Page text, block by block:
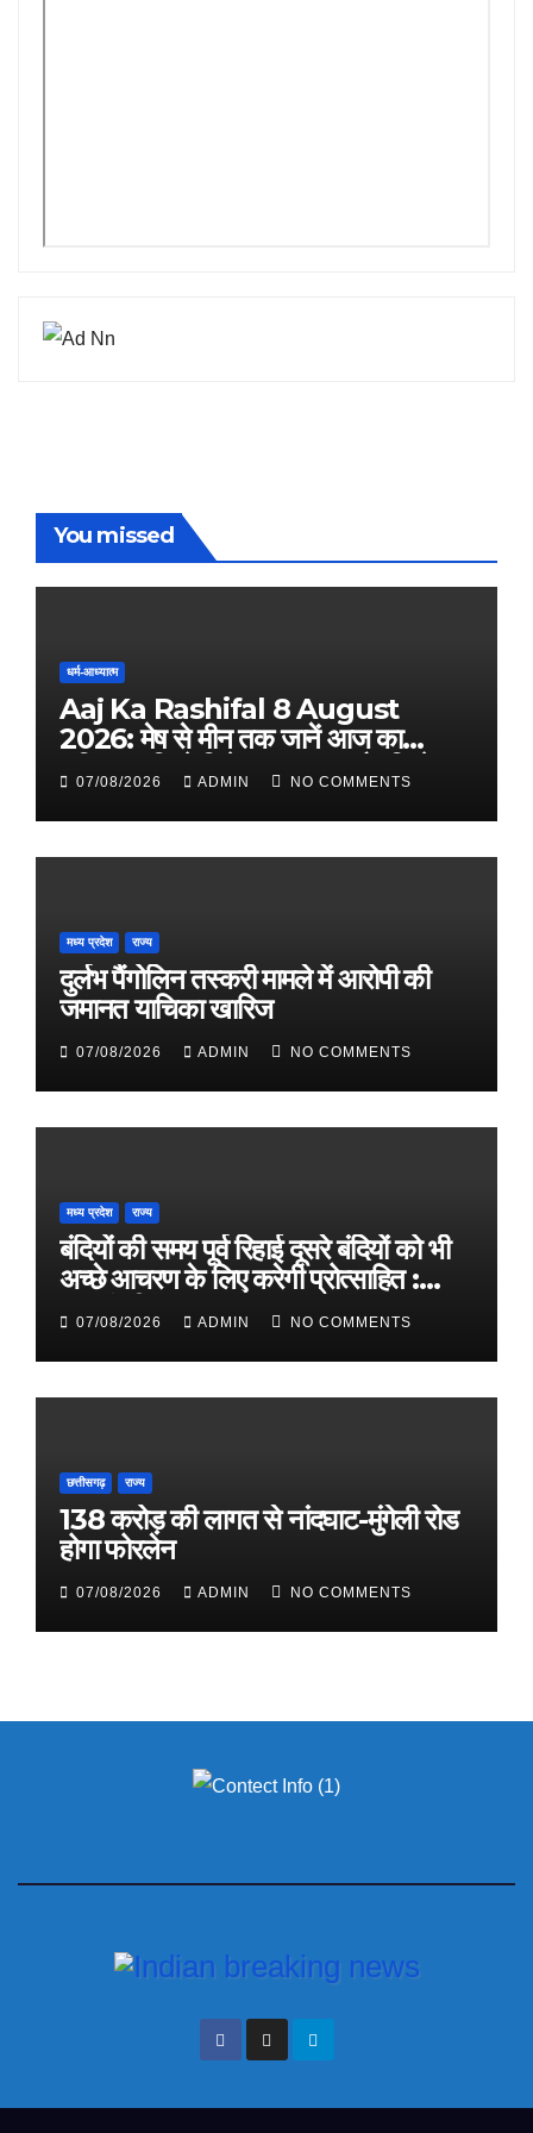
You missed
धर्म-आध्यात्म
Aaj Ka Rashifal 8 August
2026: मेष से मीन तक जानें आज का
राशिफल, किसे मिलेगा धन लाभ और किसे
रहना होगा सतर्क
07/08/2026 ADMIN NO COMMENTS
मध्य प्रदेश राज्य
दुर्लभ पैंगोलिन तस्करी मामले में आरोपी की
जमानत याचिका खारिज
07/08/2026 ADMIN NO COMMENTS
मध्य प्रदेश राज्य
बंदियों की समय पूर्व रिहाई दूसरे बंदियों को भी
अच्छे आचरण के लिए करेगी प्रोत्साहित :
मुख्यमंत्री डॉ. यादव
07/08/2026 ADMIN NO COMMENTS
छत्तीसगढ़ राज्य
138 करोड़ की लागत से नांदघाट-मुंगेली रोड
होगा फोरलेन
07/08/2026 ADMIN NO COMMENTS